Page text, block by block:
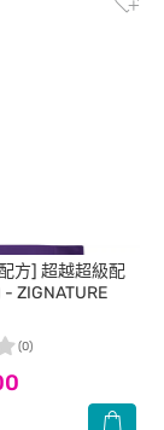
方] 超越超級配
ZIGNATURE
(0)